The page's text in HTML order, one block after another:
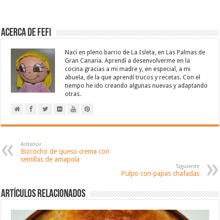
Acerca de Fefi
Nací en pleno barrio de La Isleta, en Las Palmas de
Gran Canaria. Aprendí a desenvolverme en la
cocina gracias a mi madre y, en especial, a mi
abuela, de la que aprendí trucos y recetas. Con el
tiempo he ido creando algunas nuevas y adaptando
otras.
Anterior
Bizcocho de queso crema con
semillas de amapola
Siguiente
Pulpo con papas chafadas
Artículos relacionados